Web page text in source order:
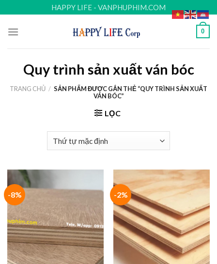
to
content
HAPPY LIFE - VANPHUPHIM.COM
0
Quy trình sản xuất ván bóc
TRANG CHỦ / SẢN PHẨM ĐƯỢC GẮN THẺ “QUY TRÌNH SẢN XUẤT
VÁN BÓC”
LỌC
-8% -2%